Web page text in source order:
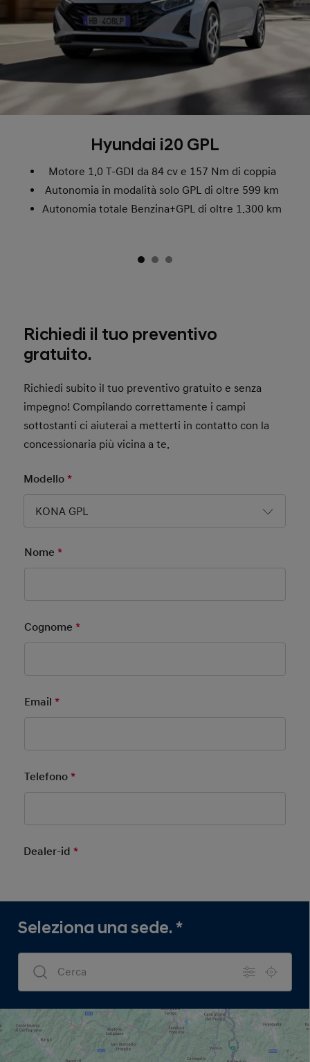
Hyundai i20 GPL
Motore 1.0 T-GDI da 84 cv e 157 Nm di coppia
Autonomia in modalità solo GPL di oltre 599 km
Autonomia totale Benzina+GPL di oltre 1.300 km
Richiedi il tuo preventivo
gratuito.
Richiedi subito il tuo preventivo gratuito e senza
impegno! Compilando correttamente i campi
sottostanti ci aiuterai a metterti in contatto con la
concessionaria più vicina a te.
Modello*
KONA GPL
Nome *Mandatory Field
Cognome *Mandatory Field
Email *Mandatory Field
Telefono *Mandatory Field
Dealer-id*
Seleziona una sede.*
Dealers Search